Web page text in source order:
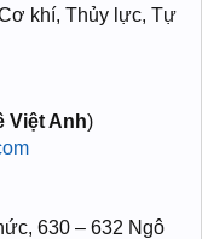
khí, Thủy lực, Tự
Việt Anh)
630 – 632 Ngô